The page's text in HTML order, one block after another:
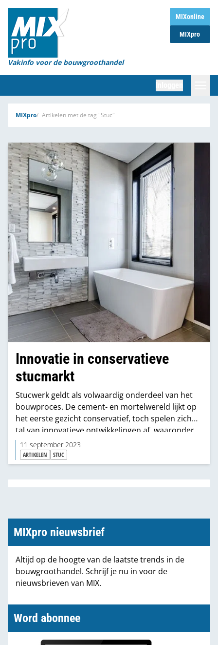
MIXonline
MIXpro
Vakinfo voor de bouwgroothandel
Home
Magazines
Organisaties
Marktcijfers
Word abonnee
Partners
MIXpro Artikelen met de tag "Stuc"
Innovatie in conservatieve
stucmarkt
Stucwerk geldt als volwaardig onderdeel van het
bouwproces. De cement- en mortelwereld lijkt op
het eerste gezicht conservatief, toch spelen zich
tal van innovatieve ontwikkelingen af, waaronder
de introductie van specifieke mortels en zelfs
ontwikkeling van hypermoderne tools om
werkzaamheden te vergemakkelijken. Worden die
trends voldoende opgepikt door de profklusser?
En wordt de bouwmaterialenhandel daarbij
11 september 2023
ARTIKELEN STUC
MIXpro nieuwsbrief
Altijd op de hoogte van de laatste trends in de
bouwgroothandel. Schrijf je nu in voor de
nieuwsbrieven van MIX.
Word abonnee